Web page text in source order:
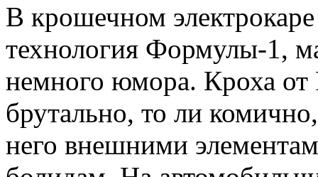
В крошечном
технология Формулы-1,
немного юмора. Кроха от
брутально, то ли
него внешними